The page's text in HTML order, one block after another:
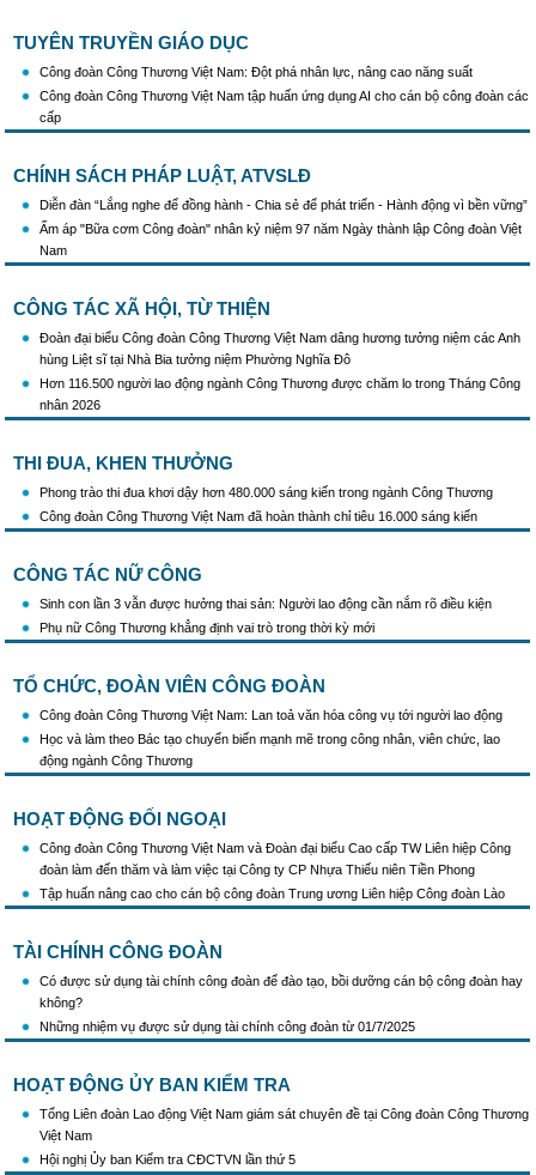
tình hình mới"
truyền thống, ngày thành lập, ngày tái lập sau sắp xếp tổ chức bộ máy của hệ thống
chính trị
Triển khai truyền thông "Chiến dịch 500 ngày đêm đẩy mạnh thực hiện tìm kiếm, quy
Hướng dẫn tuyên truyền kỷ niệm 97 năm Ngày thành lập Công đoàn Việt Nam
(28/7/1929 - 28/7/2026)
Khẩu hiệu tuyên truyền trong nhiệm kỳ Đại hội XIV của Đảng
công tác phòng, chống buôn lậu, vận chuyển, sản xuất, mua bán, tàng trữ, sử dụng
TUYÊN TRUYỀN GIÁO DỤC
Công đoàn Công Thương Việt Nam: Đột phá nhân lực, nâng cao năng suất
Công đoàn Công Thương Việt Nam tập huấn ứng dụng AI cho cán bộ công đoàn các
cấp
CHÍNH SÁCH PHÁP LUẬT, ATVSLĐ
Diễn đàn “Lắng nghe để đồng hành - Chia sẻ để phát triển - Hành động vì bền vững”
Ấm áp "Bữa cơm Công đoàn" nhân kỷ niệm 97 năm Ngày thành lập Công đoàn Việt
Nam
CÔNG TÁC XÃ HỘI, TỪ THIỆN
Đoàn đại biểu Công đoàn Công Thương Việt Nam dâng hương tưởng niệm các Anh
hùng Liệt sĩ tại Nhà Bia tưởng niệm Phường Nghĩa Đô
Hơn 116.500 người lao động ngành Công Thương được chăm lo trong Tháng Công
nhân 2026
THI ĐUA, KHEN THƯỞNG
Phong trào thi đua khơi dậy hơn 480.000 sáng kiến trong ngành Công Thương
Công đoàn Công Thương Việt Nam đã hoàn thành chỉ tiêu 16.000 sáng kiến
CÔNG TÁC NỮ CÔNG
Sinh con lần 3 vẫn được hưởng thai sản: Người lao động cần nắm rõ điều kiện
Phụ nữ Công Thương khẳng định vai trò trong thời kỳ mới
TỔ CHỨC, ĐOÀN VIÊN CÔNG ĐOÀN
Công đoàn Công Thương Việt Nam: Lan toả văn hóa công vụ tới người lao động
Học và làm theo Bác tạo chuyển biến mạnh mẽ trong công nhân, viên chức, lao
động ngành Công Thương
HOẠT ĐỘNG ĐỐI NGOẠI
Công đoàn Công Thương Việt Nam và Đoàn đại biểu Cao cấp TW Liên hiệp Công
đoàn làm đến thăm và làm việc tại Công ty CP Nhựa Thiếu niên Tiền Phong
Tập huấn nâng cao cho cán bộ công đoàn Trung ương Liên hiệp Công đoàn Lào
TÀI CHÍNH CÔNG ĐOÀN
Có được sử dụng tài chính công đoàn để đào tạo, bồi dưỡng cán bộ công đoàn hay
không?
Những nhiệm vụ được sử dụng tài chính công đoàn từ 01/7/2025
HOẠT ĐỘNG ỦY BAN KIỂM TRA
Tổng Liên đoàn Lao động Việt Nam giám sát chuyên đề tại Công đoàn Công Thương
Việt Nam
Hội nghị Ủy ban Kiểm tra CĐCTVN lần thứ 5